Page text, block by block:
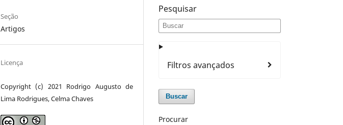
Seção
Artigos
Licença
Copyright (c) 2021 Rodrigo Augusto de
Lima Rodrigues, Celma Chaves
Pesquisar
Filtros avançados
Buscar
Procurar